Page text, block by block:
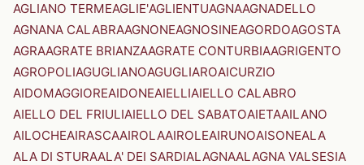
AGLIANO TERMEAGLIE'AGLIENTUAGNAAGNADELLO
AGNANA CALABRAAGNONEAGNOSINEAGORDOAGOSTA
AGRAAGRATE BRIANZAAGRATE CONTURBIAAGRIGENTO
AGROPOLIAGUGLIANOAGUGLIAROAICURZIO
AIDOMAGGIOREAIDONEAIELLIAIELLO CALABRO
AIELLO DEL FRIULIAIELLO DEL SABATOAIETAAILANO
AILOCHEAIRASCAAIROLAAIROLEAIRUNOAISONEALA
ALA DI STURAALA' DEI SARDIALAGNAALAGNA VALSESIA